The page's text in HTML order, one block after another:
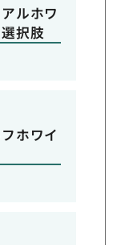
ルホワ
択肢
ホワイ